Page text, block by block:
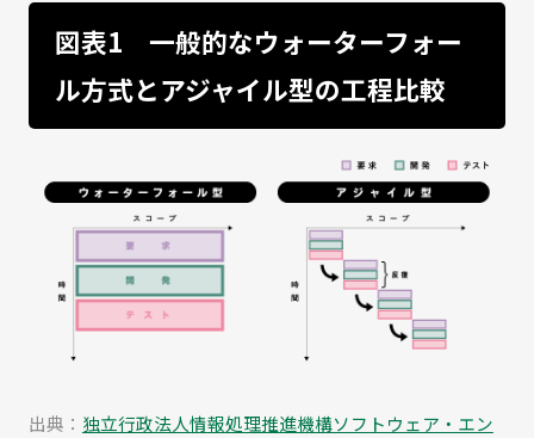
図表1 一般的なウォーターフォー
ル方式とアジャイル型の工程比較
出典： 独立行政法人情報処理推進機構ソフトウェア・エン